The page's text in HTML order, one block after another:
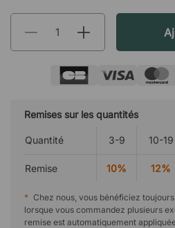
Remises sur les quantités
Quantité 3-9 10-19
Remise 10% 12%
* Chez nous, vous bénéficiez
lorsque vous commandez plusieurs
remise est automatiquement